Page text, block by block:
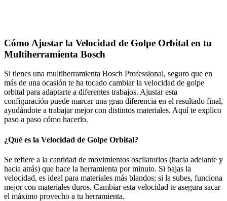
Cómo Ajustar la Velocidad de Golpe Orbital en tu
Multiherramienta Bosch
Si tienes una multiherramienta Bosch Professional, seguro que en
más de una ocasión te ha tocado cambiar la velocidad de golpe
orbital para adaptarte a diferentes trabajos. Ajustar esta
configuración puede marcar una gran diferencia en el resultado final,
ayudándote a trabajar mejor con distintos materiales. Aquí te explico
paso a paso cómo hacerlo.
¿Qué es la Velocidad de Golpe Orbital?
Se refiere a la cantidad de movimientos oscilatorios (hacia adelante y
hacia atrás) que hace la herramienta por minuto. Si bajas la
velocidad, es ideal para materiales más blandos; si la subes, funciona
mejor con materiales duros. Cambiar esta velocidad te asegura sacar
el máximo provecho a tu herramienta.